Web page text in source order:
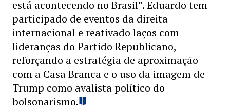
está acontecendo no Brasil”. Eduardo tem
participado de eventos da direita
internacional e reativado laços com
lideranças do Partido Republicano,
reforçando a estratégia de aproximação
com a Casa Branca e o uso da imagem de
Trump como avalista político do
bolsonarismo.